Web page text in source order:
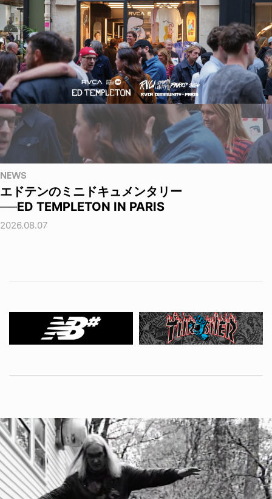
NEWS
エドテンのミニドキュメンタリー
──ED TEMPLETON IN PARIS
2026.08.07